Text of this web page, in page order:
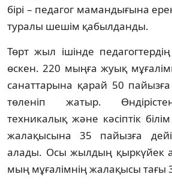
бірі – педагог мамандығына
туралы шешім қабылданды.
Төрт жыл ішінде
өскен. 220 мыңға жуық
санаттарына қарай 50
төленіп жатыр.
техникалық және кәсіптік
жалақысына 35 пайызға
алады. Осы жылдың қыркүйек
мың мұғалімнің жалақысы тағы